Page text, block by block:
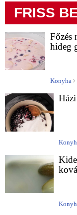
FRISS
Főzés
hideg
Konyha